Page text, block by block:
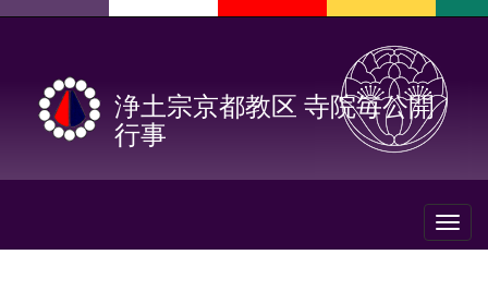
浄土宗京都教区 寺院毎公開
行事
Toggle